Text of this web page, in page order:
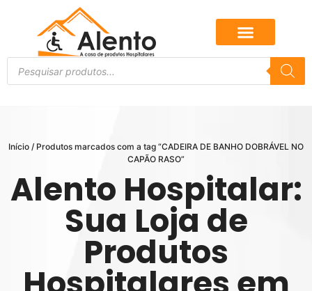
Início / Produtos marcados com a tag “CADEIRA DE BANHO DOBRÁVEL NO
CAPÃO RASO”
Alento Hospitalar:
Sua Loja de
Produtos